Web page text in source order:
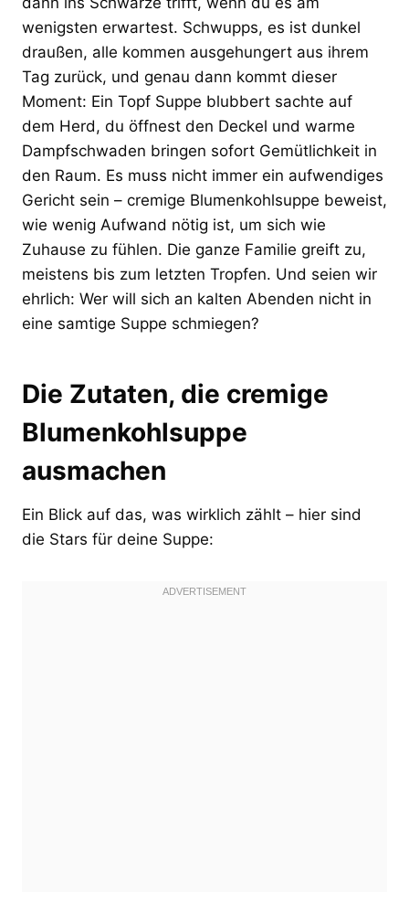
wenigsten erwartest. Schwupps, es ist dunkel
draußen, alle kommen ausgehungert aus ihrem
Tag zurück, und genau dann kommt dieser
Moment: Ein Topf Suppe blubbert sachte auf
dem Herd, du öffnest den Deckel und warme
Dampfschwaden bringen sofort Gemütlichkeit in
den Raum. Es muss nicht immer ein aufwendiges
Gericht sein – cremige Blumenkohlsuppe beweist,
wie wenig Aufwand nötig ist, um sich wie
Zuhause zu fühlen. Die ganze Familie greift zu,
meistens bis zum letzten Tropfen. Und seien wir
ehrlich: Wer will sich an kalten Abenden nicht in
eine samtige Suppe schmiegen?
Die Zutaten, die cremige
Blumenkohlsuppe
ausmachen
Ein Blick auf das, was wirklich zählt – hier sind
die Stars für deine Suppe: